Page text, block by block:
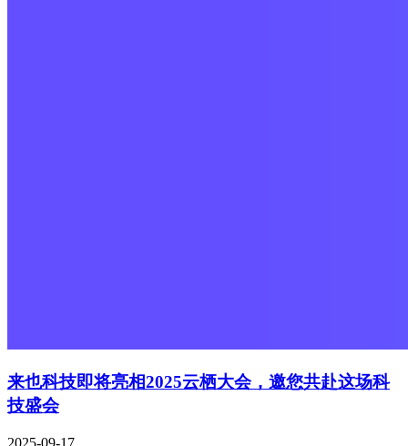
来也科技即将亮相2025云栖大会，邀您共赴这场科
技盛会
2025-09-17